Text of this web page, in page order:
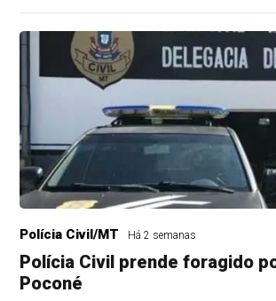
Polícia Civil/MT Há 2 semanas
Polícia Civil prende foragido
Poconé